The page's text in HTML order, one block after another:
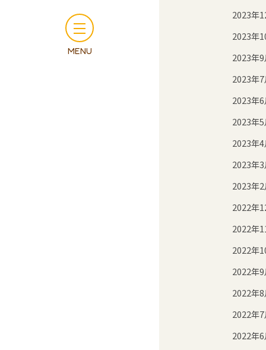
2023年
2023年
2023年9
2023年7
2023年6
2023年5
2023年4
2023年3
2023年2
2022年
2022年
2022年
2022年9
2022年8
2022年7
2022年6